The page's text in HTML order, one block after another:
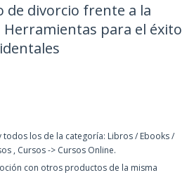
de divorcio frente a la
para el éxito
los de la categoría: Libros / Ebooks /
, Cursos -> Cursos Online.
con otros productos de la misma